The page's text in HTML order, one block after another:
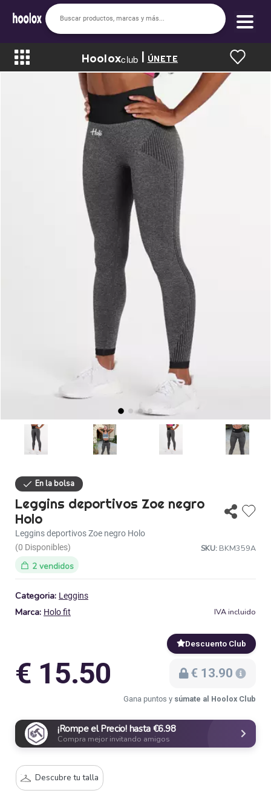
Bienvenido a hoolox
La evolución de la moda en línea.
Iniciar sesión Registrarse
Inicio
Soy nuevo
Mis compras
Club de Recompensas
Romper el Precio
Programa UGC
Descuentos
Ayuda
Iniciar sesión
Hooloxclub ÚNETE
Leggins deportivos Zoe negro
Holo
Leggins deportivos Zoe negro Holo
(0 Disponibles)
SKU: BKM359A
2 vendidos
Categoria: Leggins
Marca: Holo fit IVA incluido
€ 15.50
Descuento Club
€ 13.90
Gana puntos y súmate al Hoolox Club
¡Rompe el Precio! hasta €6.98
Compra mejor invitando amigos
Descubre tu talla